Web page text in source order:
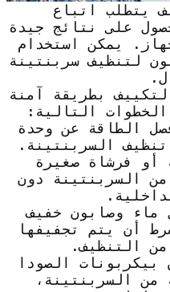
يتطلب اتباع
على نتائج جيدة
يمكن استخدام
لتنظيف سربنتينة
بطريقة آمنة
التالية:
الطاقة عن وحدة
السربنتينة.
أو فرشاة صغيرة
من السربنتينة دون
ماء وصابون خفيف
أن يتم تجفيفها
التنظيف.
بيكربونات الصودا
من السربنتينة،